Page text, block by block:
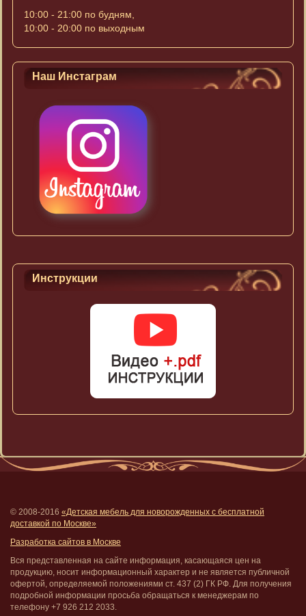
10:00 - 21:00 по будням,
10:00 - 20:00 по выходным
Наш Инстаграм
Инструкции
© 2008-2016 «Детская мебель для новорожденных с бесплатной
доставкой по Москве»
Разработка сайтов в Москве
Вся представленная на сайте информация, касающаяся цен на
продукцию, носит информационный характер и не является публичной
офертой, определяемой положениями ст. 437 (2) ГК РФ. Для получения
подробной информации просьба обращаться к менеджерам по
телефону +7 926 212 2033.